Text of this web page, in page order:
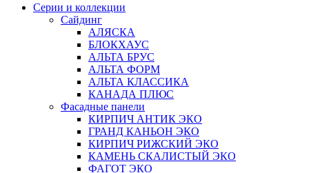
Серии и коллекции
Сайдинг
АЛЯСКА
БЛОКХАУС
АЛЬТА БРУС
АЛЬТА ФОРМ
АЛЬТА КЛАССИКА
КАНАДА ПЛЮС
Фасадные панели
КИРПИЧ АНТИК ЭКО
ГРАНД КАНЬОН ЭКО
КИРПИЧ РИЖСКИЙ ЭКО
КАМЕНЬ СКАЛИСТЫЙ ЭКО
ФАГОТ ЭКО